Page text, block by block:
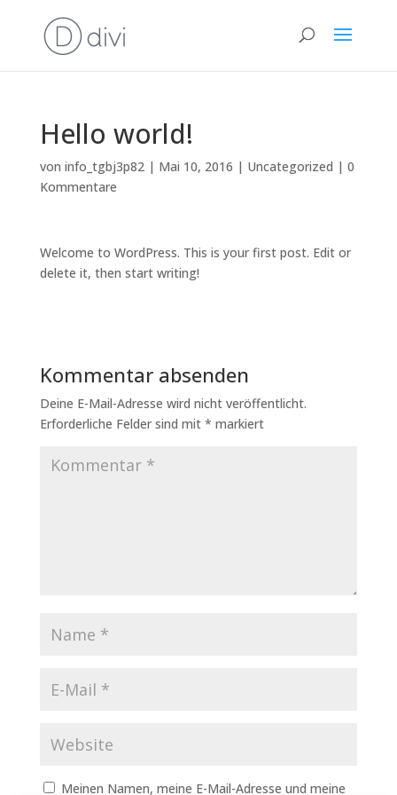
Hello world!
von info_tgbj3p82| Mai 10, 2016 | Uncategorized | 0
Kommentare
Welcome to WordPress. This is your first post. Edit or
delete it, then start writing!
Kommentar absenden
Deine E-Mail-Adresse wird nicht veröffentlicht.
Erforderliche Felder sind mit * markiert
Meinen Namen, meine E-Mail-Adresse und meine